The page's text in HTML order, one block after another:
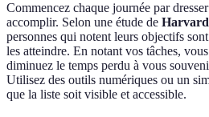
Commencez chaque journée par
accomplir. Selon une étude de Harvard
personnes qui notent leurs objectifs
les atteindre. En notant vos tâches,
diminuez le temps perdu à vous
Utilisez des outils numériques ou un
que la liste soit visible et accessible.